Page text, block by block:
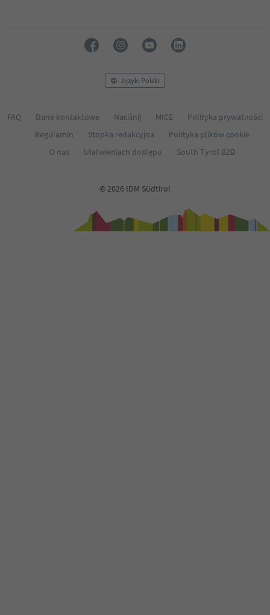
Język: Polski
FAQ Dane kontaktowe Naciśnij MICE
Polityka prywatności
Regulamin
Stopka redakcyjna
Polityka plików cookie
O nas
Ułatwieniach dostępu South Tyrol B2B
© 2026 IDM Südtirol